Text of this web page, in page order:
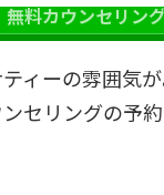
無料カウンセリン
ィーの雰囲気
セリングの予